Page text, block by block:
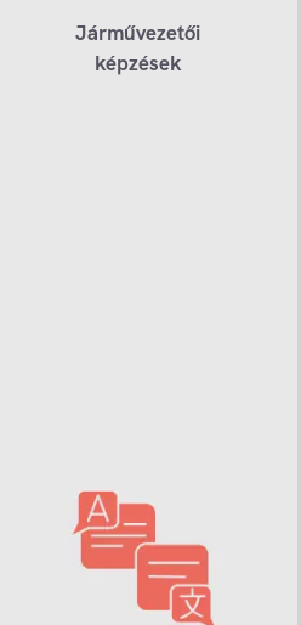
Járművezetői
képzések